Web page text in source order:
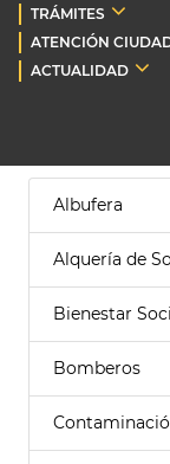
TRÁMITES
ATENCIÓN
ACTUALIDAD
Albufera
Alquería de
Bienestar
Bomberos